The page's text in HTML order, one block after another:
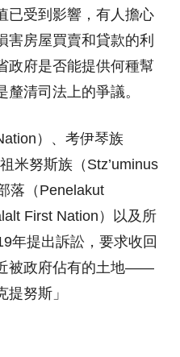
已受到影響，有人擔心
害房屋買賣和貸款的利
政府是否能提供何種幫
清司法上的爭議。
）、考伊琴族
米努斯族（Stz’uminus
落（Penelakut
First Nation）以及所
年提出訴訟，要求收回
被政府佔有的土地——
努斯」